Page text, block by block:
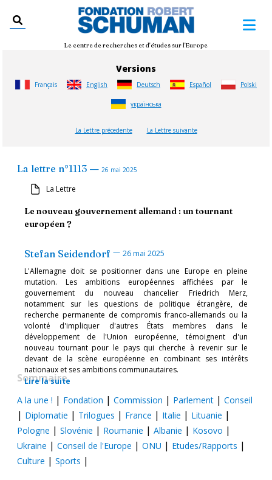
Le centre de recherches et d'études sur l'Europe
Versions
Français English Deutsch Español Polski
українська
La Lettre précedente La Lettre suivante
La lettre n°1113 — 26 mai 2025
La Lettre
Le nouveau gouvernement allemand : un tournant
européen ?
Stefan Seidendorf — 26 mai 2025
L'Allemagne doit se positionner dans une Europe en pleine
mutation. Les ambitions européennes affichées par le
gouvernement du nouveau chancelier Friedrich Merz,
notamment sur les questions de politique étrangère, de
recherche permanente de compromis franco-allemands ou la
volonté d'impliquer d'autres États membres dans le
développement de l'Union européenne, témoignent d'un
nouveau tournant pour le pays qui cherche à revenir sur le
devant de la scène européenne en combinant ses intérêts
nationaux et ses ambitions communautaires.
Lire la suite
Sommaire
A la une ! | Fondation | Commission | Parlement | Conseil
| Diplomatie | Trilogues | France | Italie | Lituanie |
Pologne | Slovénie | Roumanie | Albanie | Kosovo |
Ukraine | Conseil de l'Europe | ONU | Etudes/Rapports |
Culture | Sports |